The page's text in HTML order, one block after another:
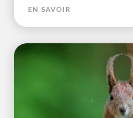
EN SAVOIR